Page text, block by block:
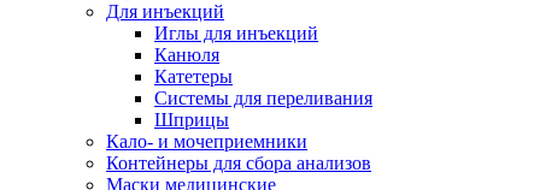
Для инъекций
Иглы для инъекций
Канюля
Катетеры
Системы для переливания
Шприцы
Кало- и мочеприемники
Контейнеры для сбора анализов
Маски медицинские